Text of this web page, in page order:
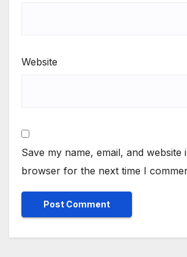
Website
Save my name, email, and website
browser for the next time I